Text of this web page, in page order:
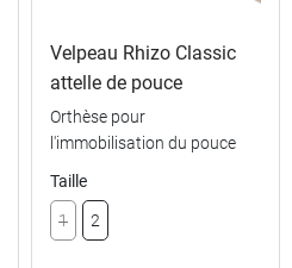
S - Gauche
Velpeau Rhizo Classic
attelle de pouce
Orthèse pour
l'immobilisation du pouce
Taille
1 2